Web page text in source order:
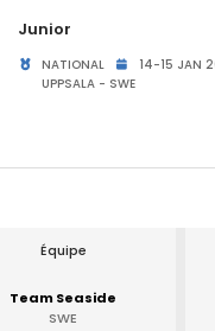
Junior
NATIONAL
14-15 JAN
UPPSALA - SWE
Équipe
Team Seaside
SWE